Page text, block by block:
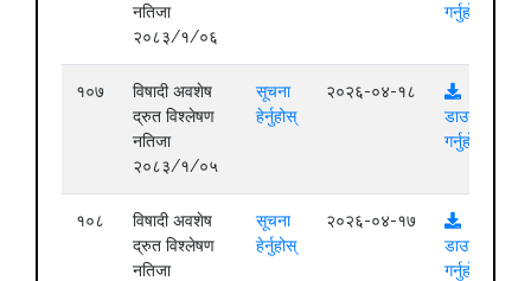
नतिजा
२०८३/१/०६
गर्नुहोस्
१०७
विषादी अवशेष
द्रुत विश्लेषण
नतिजा
२०८३/१/०५
सूचना
हेर्नुहोस्
२०२६-०४-१८
डाउनलोड
गर्नुहोस्
१०८
विषादी अवशेष
द्रुत विश्लेषण
नतिजा
सूचना
हेर्नुहोस्
२०२६-०४-१७
डाउनलोड
गर्नुहोस्